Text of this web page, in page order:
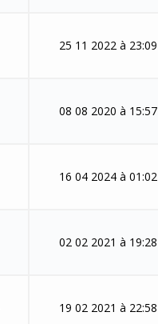
25 11 2022 à 23:09
08 08 2020 à 15:57
16 04 2024 à 01:02
02 02 2021 à 19:28
19 02 2021 à 22:58